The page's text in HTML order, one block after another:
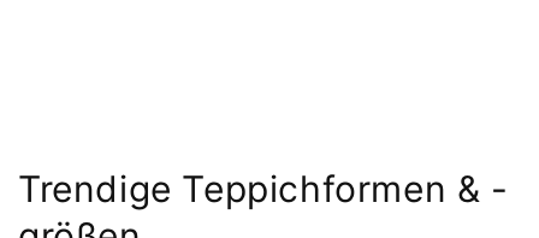
Trendige Teppichformen & -